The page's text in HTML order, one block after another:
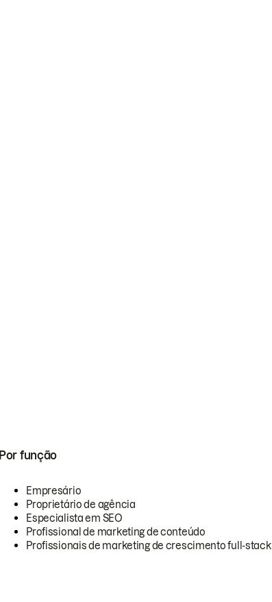
Por função
Empresário
Proprietário de agência
Especialista em SEO
Profissional de marketing de conteúdo
Profissionais de marketing de crescimento full-stack